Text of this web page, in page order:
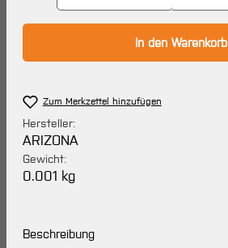
In den Warenkorb
Zum Merkzettel hinzufügen
Hersteller:
ARIZONA
Gewicht:
0.001 kg
Beschreibung